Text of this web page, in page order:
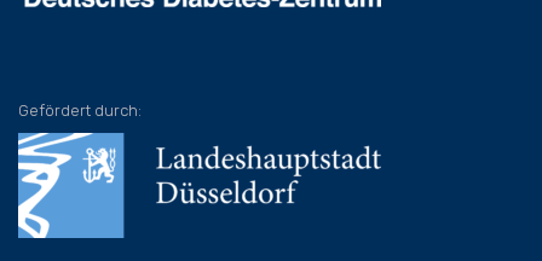
Gefördert durch: